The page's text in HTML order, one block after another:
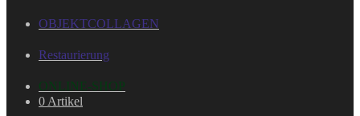
OBJEKTCOLLAGEN
Restaurierung
ONLINE-SHOP
0 Artikel